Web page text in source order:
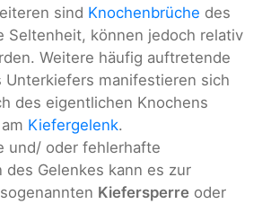
sind Knochenbrüche des
Seltenheit, können jedoch relativ
Weitere häufig auftretende
Unterkiefers manifestieren sich
des eigentlichen Knochens
Kiefergelenk.
und/ oder fehlerhafte
des Gelenkes kann es zur
Kiefersperre oder